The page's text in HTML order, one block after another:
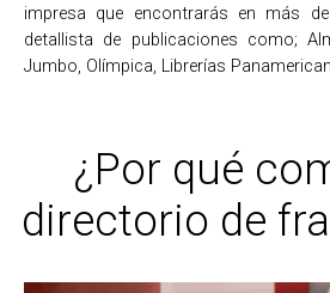
impresa que encontrarás en más
detallista de publicaciones como;
Jumbo, Olímpica, Librerías
¿Por qué
directorio de